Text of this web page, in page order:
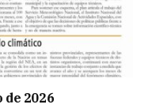
de 2026